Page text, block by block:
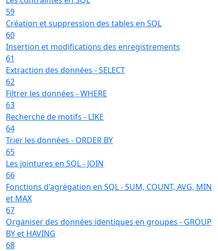
59
Création et suppression des tables en SQL
60
Insertion et modifications des enregistrements
61
Extraction des données - SELECT
62
Filtrer les données - WHERE
63
Recherche de motifs - LIKE
64
Trier les données - ORDER BY
65
Les jointures en SQL - JOIN
66
Fonctions d'agrégation en SQL - SUM, COUNT, AVG, MIN
et MAX
67
Organiser des données identiques en groupes - GROUP
BY et HAVING
68